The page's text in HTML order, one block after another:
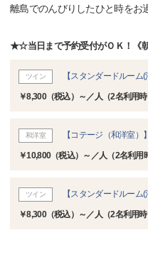
離島でのんびりしたひと時をお
★☆当日まで予約受付がＯＫ！《朝
ツイン 【スタンダードルー
￥8,300（税込）～／人（2名利用時
和洋室 【コテージ（和洋室）】
￥10,800（税込）～／人（2名利用
ツイン 【スタンダードルー
￥8,300（税込）～／人（2名利用時